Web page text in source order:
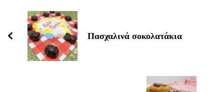
Navigation
Πασχαλινά σοκολατάκια